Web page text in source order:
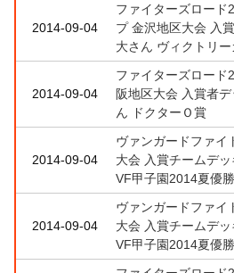
2014-09-04
ファイターズロー
プ 金沢地区大会 入
大さん ヴィクトリ
2014-09-04
ファイターズロー
阪地区大会 入賞者
ん ドクターＯ賞
2014-09-04
ヴァンガードファイ
大会 入賞チームデ
VF甲子園2014夏優勝
2014-09-04
ヴァンガードファイ
大会 入賞チームデ
VF甲子園2014夏優勝